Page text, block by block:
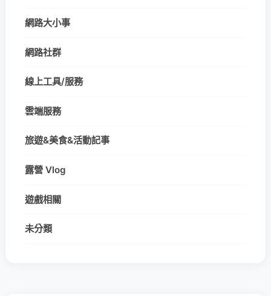
網路大小事
網路社群
線上工具/服務
雲端服務
旅遊&美食&活動記事
露營 Vlog
遊戲相關
未分類